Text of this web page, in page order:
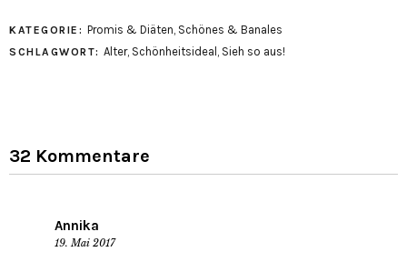
KATEGORIE: Promis & Diäten, Schönes & Banales
SCHLAGWORT: Alter, Schönheitsideal , Sieh so aus!
32 Kommentare
Annika
19. Mai 2017